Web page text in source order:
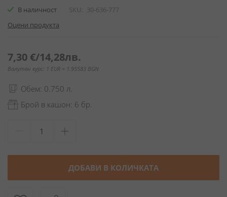
галерия
снимки
В наличност SKU
30-636-777
Оцени продукта
7,30 €/14,28лв.
Валутен курс: 1 EUR = 1.95583 BGN
Обем: 0.750 л.
Брой в кашон: 6 бр.
ДОБАВИ В КОЛИЧКАТА